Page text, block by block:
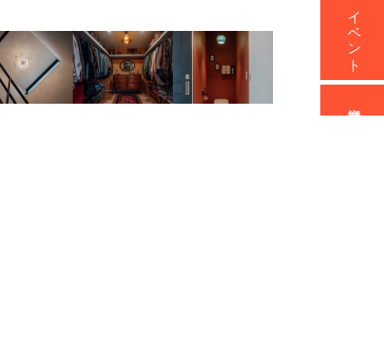
イベント